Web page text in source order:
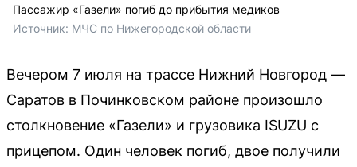
Пассажир «Газели» погиб до прибытия медиков
Источник: МЧС по Нижегородской области
Вечером 7 июля на трассе Нижний Новгород —
Саратов в Починковском районе произошло
столкновение «Газели» и грузовика ISUZU с
прицепом. Один человек погиб, двое получили